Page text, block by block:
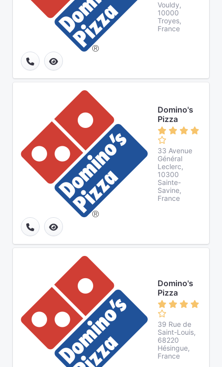
Vouldy,
10000
Troyes,
France
Domino's
Pizza
33 Avenue
Général
Leclerc,
10300
Sainte-
Savine,
France
Domino's
Pizza
39 Rue de
Saint-Louis,
68220
Hésingue,
France